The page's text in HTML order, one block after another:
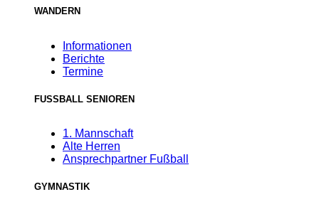
WANDERN
Informationen
Berichte
Termine
FUSSBALL SENIOREN
1. Mannschaft
Alte Herren
Ansprechpartner Fußball
GYMNASTIK